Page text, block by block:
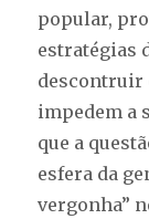
popular,
estratégias
descontruir
impedem a
que a
esfera da
vergonha”